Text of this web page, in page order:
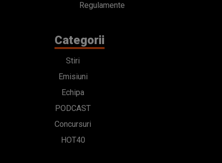
Regulamente
Categorii
Stiri
Emisiuni
Echipa
PODCAST
Concursuri
HOT40